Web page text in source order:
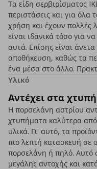
Τα είδη σερβιρίσματος
περιστάσεις και για όλα
χρήση και έχουν πολλές
είναι ιδανικά τόσο για
αυτά. Επίσης είναι
αποθήκευση, καθώς τα
ένα μέσα στο άλλο.
Υλικό
Αντέχει στα
Η πορσελάνη αστρίου
χτυπήματα καλύτερα
υλικά. Γι' αυτό, τα
πιο λεπτή κατασκευή σε
πορσελάνη ή πηλό. Αυτό
μεγάλης αντοχής και